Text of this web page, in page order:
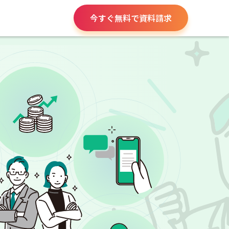
今すぐ無料で資料請求
請求書や領収書